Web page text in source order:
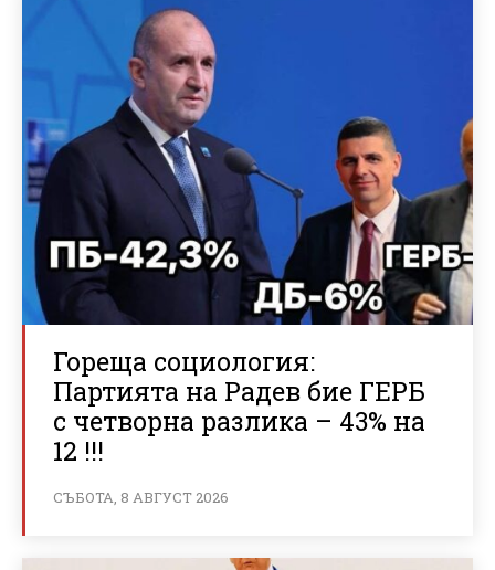
Гореща социология:
Партията на Радев бие ГЕРБ
с четворна разлика – 43% на
12 !!!
СЪБОТА, 8 АВГУСТ 2026